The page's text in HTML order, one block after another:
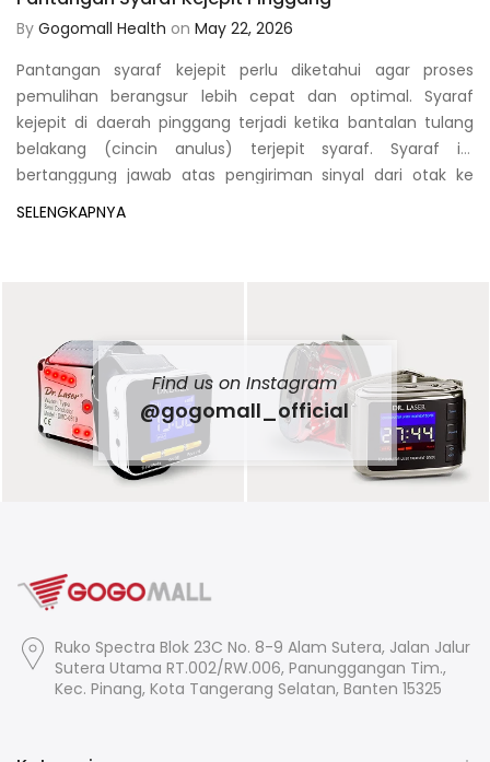
By Gogomall Health on May 22, 2026
Pantangan syaraf kejepit perlu diketahui agar proses
pemulihan berangsur lebih cepat dan optimal. Syaraf
kejepit di daerah pinggang terjadi ketika bantalan tulang
belakang (cincin anulus) terjepit syaraf. Syaraf ini
bertanggung jawab atas pengiriman sinyal dari otak ke
bagian bawah tubuh dan sebaliknya.
SELENGKAPNYA
Find us on Instagram
@gogomall_official
Ruko Spectra Blok 23C No. 8-9 Alam Sutera, Jalan Jalur
Sutera Utama RT.002/RW.006, Panunggangan Tim.,
Kec. Pinang, Kota Tangerang Selatan, Banten 15325